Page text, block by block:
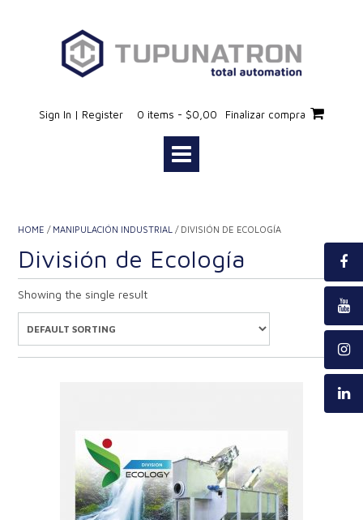
Sign In | Register 0 items - $0,00 Finalizar compra
HOME / MANIPULACIÓN INDUSTRIAL / DIVISIÓN DE ECOLOGÍA
División de Ecología
Showing the single result